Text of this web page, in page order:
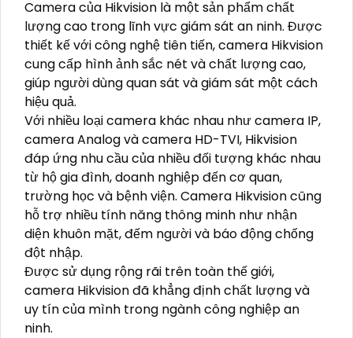
Camera của Hikvision là một sản phẩm chất
lượng cao trong lĩnh vực giám sát an ninh. Được
thiết kế với công nghệ tiên tiến, camera Hikvision
cung cấp hình ảnh sắc nét và chất lượng cao,
giúp người dùng quan sát và giám sát một cách
hiệu quả.
Với nhiều loại camera khác nhau như camera IP,
camera Analog và camera HD-TVI, Hikvision
đáp ứng nhu cầu của nhiều đối tượng khác nhau
từ hộ gia đình, doanh nghiệp đến cơ quan,
trường học và bệnh viện. Camera Hikvision cũng
hỗ trợ nhiều tính năng thông minh như nhận
diện khuôn mặt, đếm người và báo động chống
đột nhập.
Được sử dụng rộng rãi trên toàn thế giới,
camera Hikvision đã khẳng định chất lượng và
uy tín của mình trong ngành công nghiệp an
ninh.